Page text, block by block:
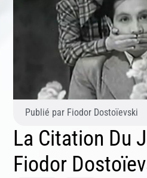
Publié par Fiodor Dostoïevski
La Citation Du
Fiodor